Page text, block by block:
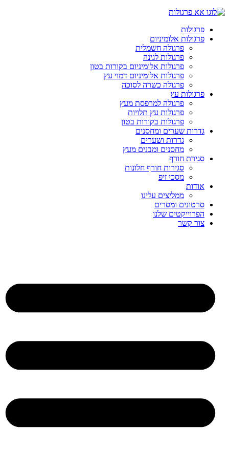
פרגולות
פרגולות אלומיניום
פרגולה חשמלית
פרגולות לגינה
פרגולות אלומיניום בקורות בטון
פרגולות אלומיניום דמוי עץ
פרגולה כשרה לסוכה
פרגולות עץ
פרגולה למרפסת מעץ
פרגולות עץ תלויות
פרגולות בקורות בטון
גדרות שערים ומחסנים
גדרות ושערים
מחסנים ומבנים מעץ
סגירת חורף
סגירות חורף חלונות
מסכי זיפ
אודות
ממליצים עלינו
סרטונים ומסרים
הפרוייקטים שלנו
צור קשר